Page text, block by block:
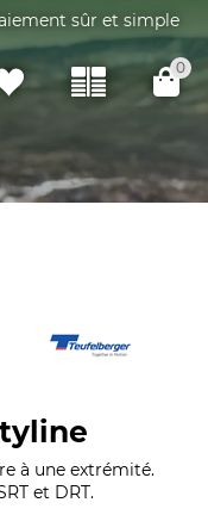
sûr et simple
0
à une extrémité.
et DRT.